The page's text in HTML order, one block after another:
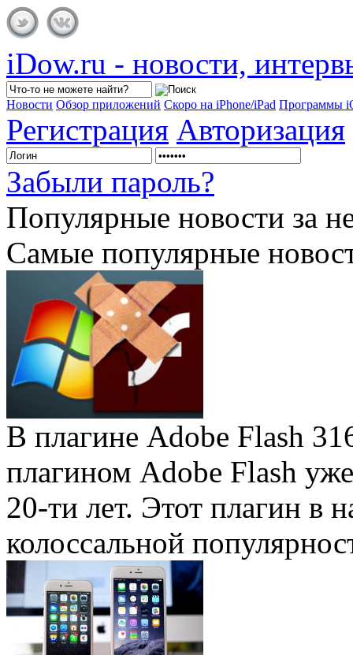
iDow.ru - новости,
Новости Обзор приложений Скоро на iPhone/iPad Программы
Регистрация Авторизация
Забыли пароль?
Популярные новости за
Самые популярные
В плагине Adobe Flash
плагином Adobe Flash
20-ти лет. Этот плагин в
колоссальной